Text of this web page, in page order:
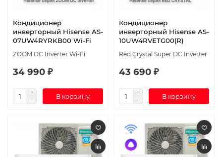
Кондиционер
инверторный Hisense AS-
07UW4RYRKB00 Wi-Fi
ZOOM DC Inverter Wi-Fi
34 990 ₽
В корзину
Кондиционер
инверторный Hisense AS-
10UW4RVETG00(R)
Red Crystal Super DC Inverter
43 690 ₽
В корзину